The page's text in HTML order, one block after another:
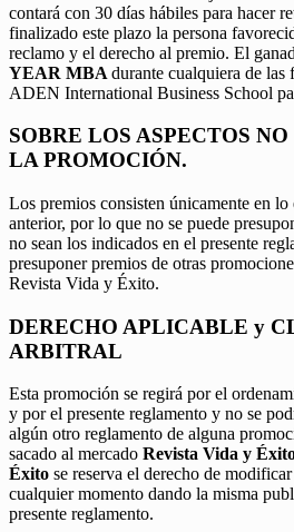
contará con 30 días hábiles para hacer
finalizado este plazo la persona
reclamo y el derecho al premio. El
YEAR MBA durante cualquiera de las
ADEN International Business School
SOBRE LOS ASPECTOS
LA PROMOCIÓN.
Los premios consisten únicamente en
anterior, por lo que no se puede
no sean los indicados en el presente
presuponer premios de otras
Revista Vida y Éxito.
DERECHO APLICABLE y
ARBITRAL
Esta promoción se regirá por el
y por el presente reglamento y no se
algún otro reglamento de alguna
sacado al mercado Revista Vida y
Éxito se reserva el derecho de
cualquier momento dando la misma
presente reglamento.